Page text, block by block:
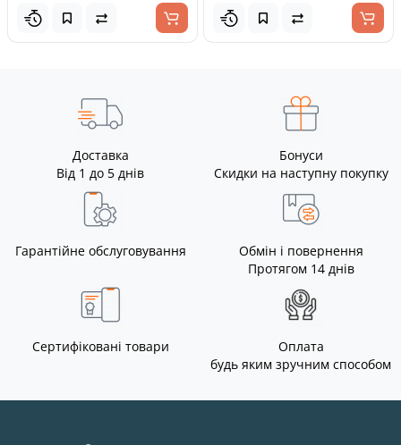
Доставка
Від 1 до 5 днів
Бонуси
Скидки на наступну покупку
Гарантійне обслуговування
Обмін і повернення
Протягом 14 днів
Сертифіковані товари
Оплата
будь яким зручним способом